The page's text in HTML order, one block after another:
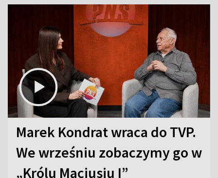
Marek Kondrat wraca do TVP.
We wrześniu zobaczymy go w
„Królu Maciusiu I”